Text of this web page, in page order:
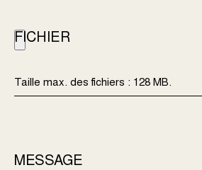
FICHIER
Taille max. des fichiers : 128 MB.
MESSAGE